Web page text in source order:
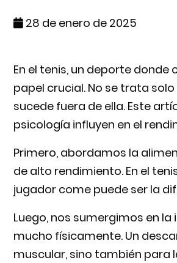
28 de enero de 2025
En el tenis, un deporte
papel crucial. No se trata
sucede fuera de ella. Este
psicología influyen en el
Primero, abordamos la
de alto rendimiento. En el
jugador come puede ser la
Luego, nos sumergimos en
mucho físicamente. Un
muscular, sino también para